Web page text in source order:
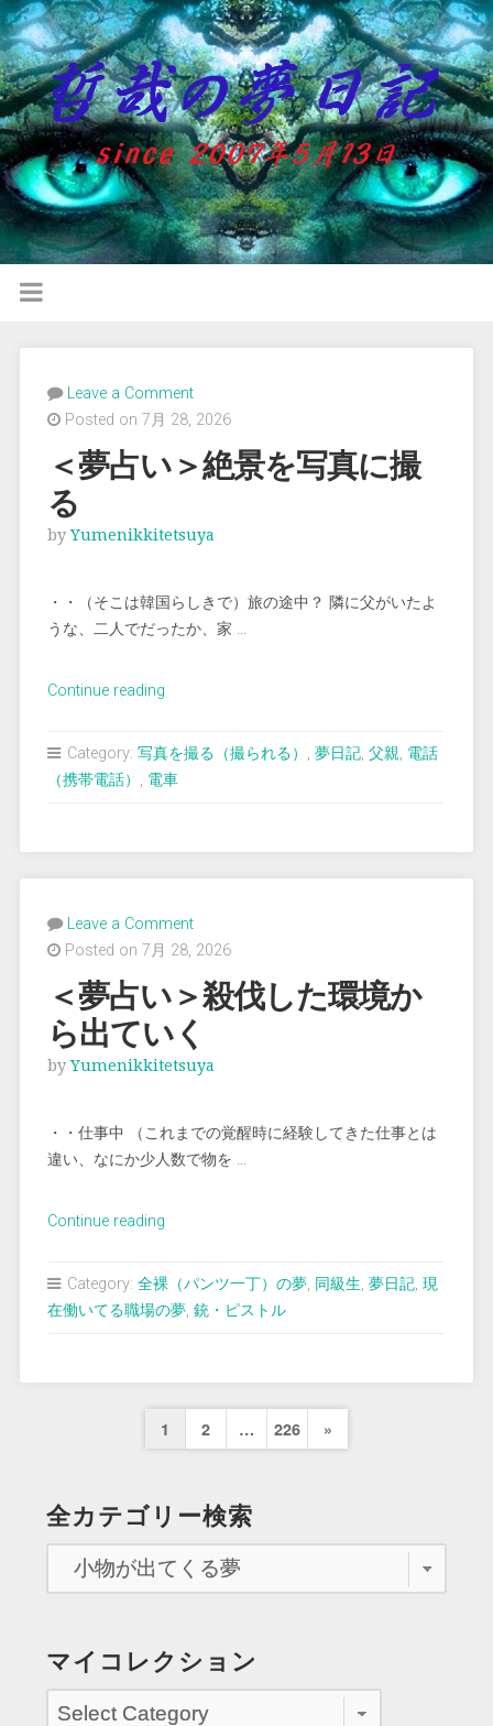
Leave a Comment
Posted on 7月 28, 2026
＜夢占い＞絶景を写真に撮
る
byYumenikkitetsuya
・・（そこは韓国らしきで）旅の途中？ 隣に父がいたよ
うな、二人でだったか、家 …
Continue reading“＜
占
い
景
を
真
に
る”
Category: 写真を撮る（撮られる） , 夢日記, 父親, 電話
（携帯電話） , 電車
Leave a Comment
Posted on 7月 28, 2026
＜夢占い＞殺伐した環境か
ら出ていく
byYumenikkitetsuya
・・仕事中 （これまでの覚醒時に経験してきた仕事とは
違い、なにか少人数で物を …
Continue reading“＜
占
い
伐
た
か
出
て
Category: 全裸（パンツ一丁）の夢, 同級生, 夢日記, 現
在働いてる職場の夢, 銃・ピストル
投
の
ペ
ー
送
り
1 2 … 226
Next
»
全カテゴリー検索
マイコレクション